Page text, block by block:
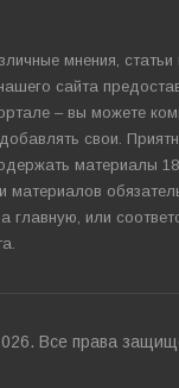
мнения,
сайта
– вы можете
свои.
материалы
материалов
главную, или
Все права